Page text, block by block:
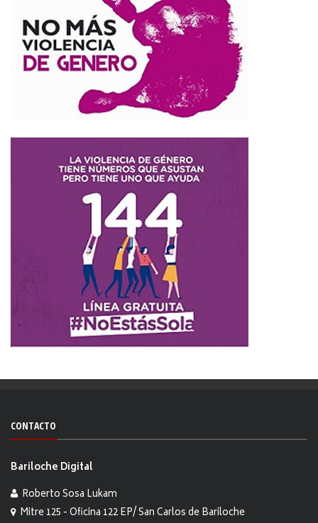
CONTACTO
Bariloche Digital
Roberto Sosa Lukam
Mitre 125 - Oficina 122 EP/ San Carlos de Bariloche